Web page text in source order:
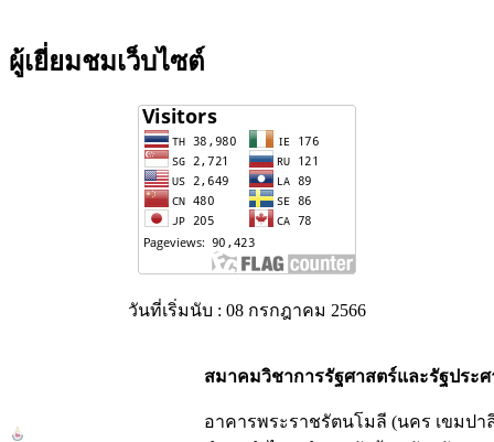
ผู้เยี่ยมชมเว็บไซต์
วันที่เริ่มนับ : 08 กรกฎาคม 2566
สมาคมวิชาการรัฐศาสตร์และรัฐประ
อาคารพระราชรัตนโมลี (นคร เขมปา